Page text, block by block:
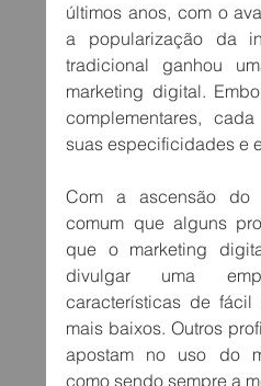
últimos anos, com o
a popularização da
tradicional ganhou
marketing digital.
complementares,
suas especificidades e
Com a ascensão
comum que alguns
que o marketing
divulgar uma
características de
mais baixos. Outros
apostam no uso do
como sendo sempre a